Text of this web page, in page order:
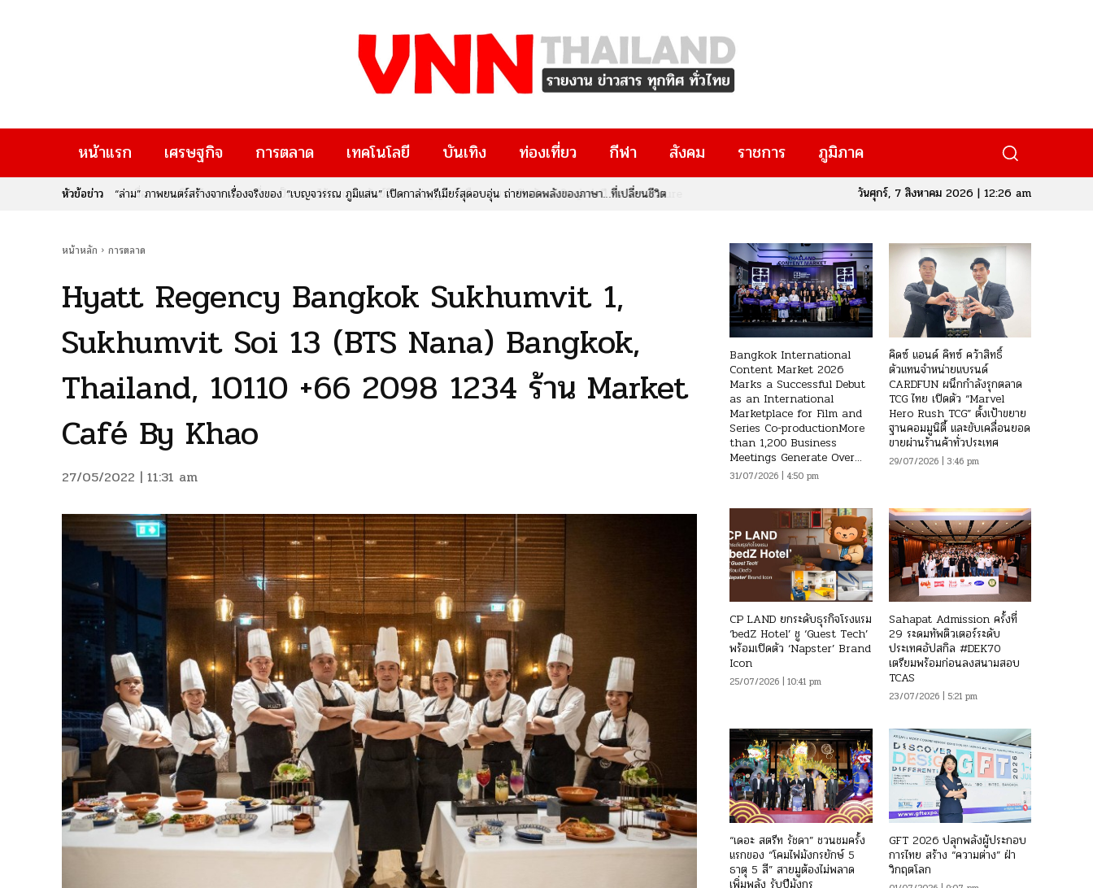
หน้าแรก เศรษฐกิจ การตลาด เทคโนโลยี บันเทิง ท่องเที่ยว กีฬา สังคม ราชการ ภูมิภาค
หัวข้อข่าว
เมื่อ “ความคิดสร้างสรรค์” เปลี่ยนเป็น “รายได้” : กรมทรัพย์สินทางปัญญา จับมือ สกสว. เปิดตัวงานใหญ่แห่งปี “IP x Venture
วันศุกร์, 7 สิงหาคม 2026 | 12:26 am
หน้าหลัก การตลาด
Hyatt Regency Bangkok Sukhumvit 1,
Sukhumvit Soi 13 (BTS Nana) Bangkok,
Thailand, 10110 +66 2098 1234 ร้าน Market
Café By Khao
27/05/2022 | 11:31 am
Bangkok International
Content Market 2026
Marks a Successful Debut
as an International
Marketplace for Film and
Series Co-productionMore
than 1,200 Business
Meetings Generate Over...
31/07/2026 | 4:50 pm
คิดซ์ แอนด์ คิทซ์ คว้าสิทธิ์
ตัวแทนจำหน่ายแบรนด์
CARDFUN ผนึกกำลังรุกตลาด
TCG ไทย เปิดตัว “Marvel
Hero Rush TCG” ตั้งเป้าขยาย
ฐานคอมมูนิตี้ และขับเคลื่อนยอด
ขายผ่านร้านค้าทั่วประเทศ
29/07/2026 | 3:46 pm
CP LAND ยกระดับธุรกิจโรงแรม
‘bedZ Hotel’ ชู ‘Guest Tech’
พร้อมเปิดตัว ‘Napster’ Brand
Icon
25/07/2026 | 10:41 pm
Sahapat Admission ครั้งที่
29 ระดมทัพติวเตอร์ระดับ
ประเทศอัปสกิล #DEK70
เตรียมพร้อมก่อนลงสนามสอบ
TCAS
23/07/2026 | 5:21 pm
“เดอะ สตรีท รัชดา” ชวนชมครั้ง
แรกของ “โคมไฟมังกรยักษ์ 5
ธาตุ 5 สี” สายมูต้องไม่พลาด
เพิ่มพลัง รับปีมังกร
GFT 2026 ปลุกพลังผู้ประกอบ
การไทย สร้าง “ความต่าง” ฝ่า
วิกฤตโลก